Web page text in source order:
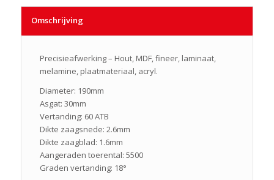
Omschrijving
Precisieafwerking – Hout, MDF, fineer, laminaat,
melamine, plaatmateriaal, acryl.
Diameter: 190mm
Asgat: 30mm
Vertanding: 60 ATB
Dikte zaagsnede: 2.6mm
Dikte zaagblad: 1.6mm
Aangeraden toerental: 5500
Graden vertanding: 18°